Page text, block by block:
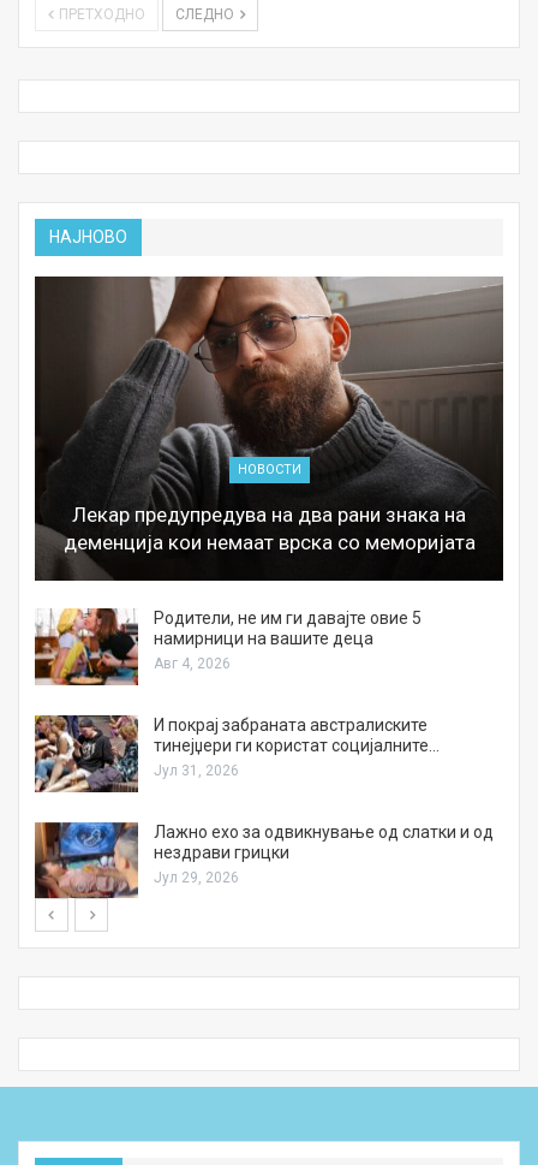
ПРЕТХОДНО СЛЕДНО
НАЈНОВО
НОВОСТИ
Лекар предупредува на два рани знака на
деменција кои немаат врска со меморијата
Родители, не им ги давајте овие 5
намирници на вашите деца
Авг 4, 2026
И покрај забраната австралиските
тинејџери ги користат социјалните…
Јул 31, 2026
Лажно ехо за одвикнување од слатки и од
нездрави грицки
Јул 29, 2026